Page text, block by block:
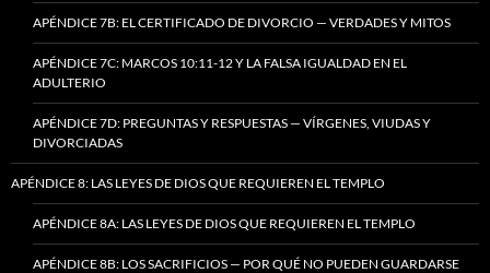
APÉNDICE 7B: EL CERTIFICADO DE DIVORCIO — VERDADES Y MITOS
APÉNDICE 7C: MARCOS 10:11-12 Y LA FALSA IGUALDAD EN EL
ADULTERIO
APÉNDICE 7D: PREGUNTAS Y RESPUESTAS — VÍRGENES, VIUDAS Y
DIVORCIADAS
APÉNDICE 8: LAS LEYES DE DIOS QUE REQUIEREN EL TEMPLO
APÉNDICE 8A: LAS LEYES DE DIOS QUE REQUIEREN EL TEMPLO
APÉNDICE 8B: LOS SACRIFICIOS — POR QUÉ NO PUEDEN GUARDARSE